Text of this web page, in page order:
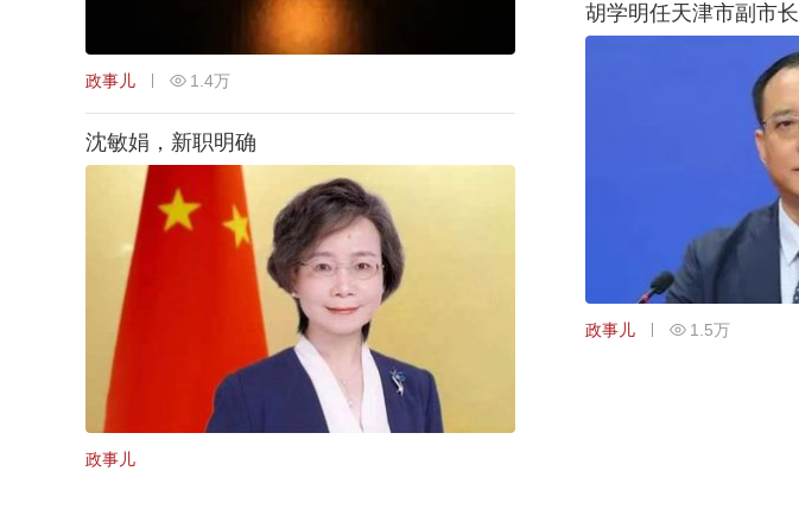
政事儿 1.4万
胡学明任天津市副市长
政事儿 1.5万
沈敏娟，新职明确
政事儿